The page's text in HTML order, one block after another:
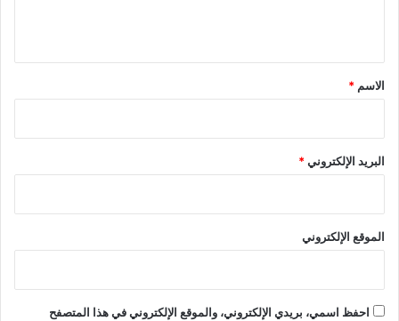
*
الاسم *
البريد الإلكتروني*
الموقع الإلكتروني
احفظ اسمي، بريدي الإلكتروني، والموقع الإلكتروني في هذا المتصفح